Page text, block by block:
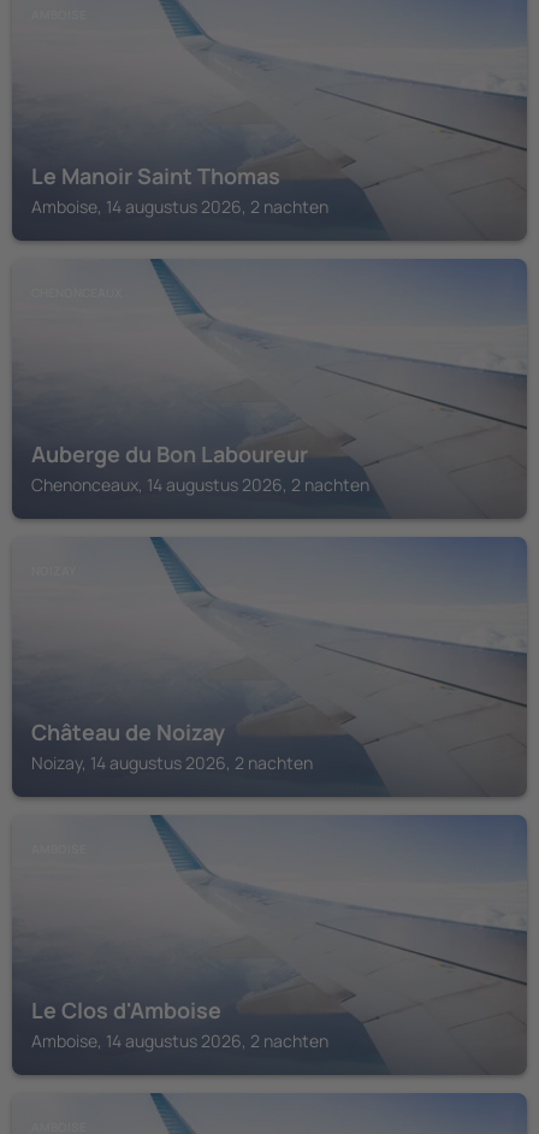
Le Manoir Saint Thomas
Amboise, 14 augustus 2026, 2 nachten
Auberge du Bon Laboureur
Chenonceaux, 14 augustus 2026, 2 nachten
Château de Noizay
Noizay, 14 augustus 2026, 2 nachten
Le Clos d'Amboise
Amboise, 14 augustus 2026, 2 nachten